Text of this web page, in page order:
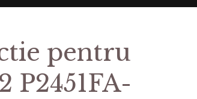
pentru
P2451FA-